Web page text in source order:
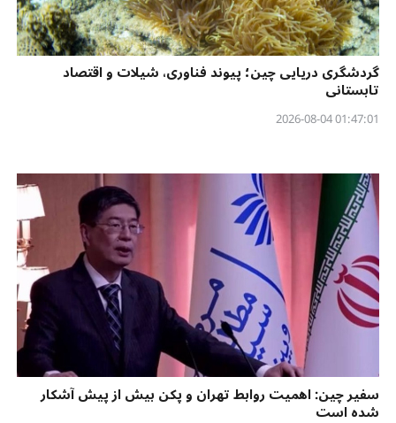
گردشگری دریایی چین؛ پیوند فناوری، شیلات و اقتصاد
تابستانی
01:47:01 2026-08-04
سفیر چین: اهمیت روابط تهران و پکن بیش از پیش آشکار
شده است